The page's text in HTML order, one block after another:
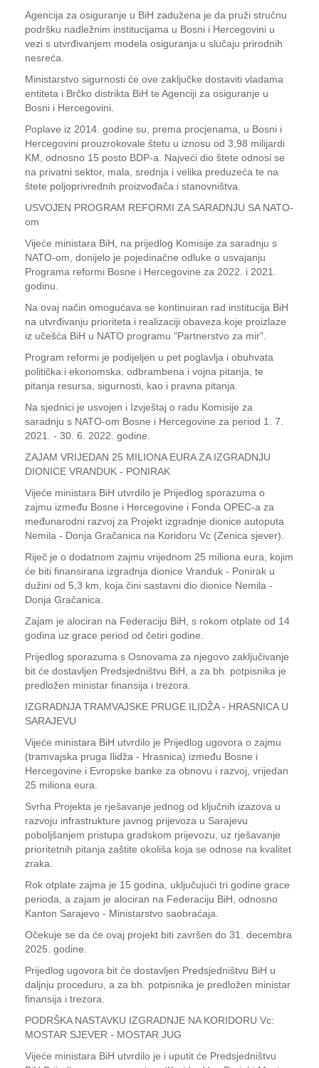
Agencija za osiguranje u BiH zadužena je da pruži stručnu
podršku nadležnim institucijama u Bosni i Hercegovini u
vezi s utvrđivanjem modela osiguranja u slučaju prirodnih
nesreća.
Ministarstvo sigurnosti će ove zaključke dostaviti vladama
entiteta i Brčko distrikta BiH te Agenciji za osiguranje u
Bosni i Hercegovini.
Poplave iz 2014. godine su, prema procjenama, u Bosni i
Hercegovini prouzrokovale štetu u iznosu od 3,98 milijardi
KM, odnosno 15 posto BDP-a. Najveći dio štete odnosi se
na privatni sektor, mala, srednja i velika preduzeća te na
štete poljoprivrednih proizvođača i stanovništva.
USVOJEN PROGRAM REFORMI ZA SARADNJU SA NATO-
om
Vijeće ministara BiH, na prijedlog Komisije za saradnju s
NATO-om, donijelo je pojedinačne odluke o usvajanju
Programa reformi Bosne i Hercegovine za 2022. i 2021.
godinu.
Na ovaj način omogućava se kontinuiran rad institucija BiH
na utvrđivanju prioriteta i realizaciji obaveza koje proizlaze
iz učešća BiH u NATO programu "Partnerstvo za mir".
Program reformi je podijeljen u pet poglavlja i obuhvata
politička i ekonomska, odbrambena i vojna pitanja, te
pitanja resursa, sigurnosti, kao i pravna pitanja.
Na sjednici je usvojen i Izvještaj o radu Komisije za
saradnju s NATO-om Bosne i Hercegovine za period 1. 7.
2021. - 30. 6. 2022. godine.
ZAJAM VRIJEDAN 25 MILIONA EURA ZA IZGRADNJU
DIONICE VRANDUK - PONIRAK
Vijeće ministara BiH utvrdilo je Prijedlog sporazuma o
zajmu između Bosne i Hercegovine i Fonda OPEC-a za
međunarodni razvoj za Projekt izgradnje dionice autoputa
Nemila - Donja Gračanica na Koridoru Vc (Zenica sjever).
Riječ je o dodatnom zajmu vrijednom 25 miliona eura, kojim
će biti finansirana izgradnja dionice Vranduk - Ponirak u
dužini od 5,3 km, koja čini sastavni dio dionice Nemila -
Donja Gračanica.
Zajam je alociran na Federaciju BiH, s rokom otplate od 14
godina uz grace period od četiri godine.
Prijedlog sporazuma s Osnovama za njegovo zaključivanje
bit će dostavljen Predsjedništvu BiH, a za bh. potpisnika je
predložen ministar finansija i trezora.
IZGRADNJA TRAMVAJSKE PRUGE ILIDŽA - HRASNICA U
SARAJEVU
Vijeće ministara BiH utvrdilo je Prijedlog ugovora o zajmu
(tramvajska pruga Ilidža - Hrasnica) između Bosne i
Hercegovine i Evropske banke za obnovu i razvoj, vrijedan
25 miliona eura.
Svrha Projekta je rješavanje jednog od ključnih izazova u
razvoju infrastrukture javnog prijevoza u Sarajevu
poboljšanjem pristupa gradskom prijevozu, uz rješavanje
prioritetnih pitanja zaštite okoliša koja se odnose na kvalitet
zraka.
Rok otplate zajma je 15 godina, uključujući tri godine grace
perioda, a zajam je alociran na Federaciju BiH, odnosno
Kanton Sarajevo - Ministarstvo saobraćaja.
Očekuje se da će ovaj projekt biti završen do 31. decembra
2025. godine.
Prijedlog ugovora bit će dostavljen Predsjedništvu BiH u
daljnju proceduru, a za bh. potpisnika je predložen ministar
finansija i trezora.
PODRŠKA NASTAVKU IZGRADNJE NA KORIDORU Vc:
MOSTAR SJEVER - MOSTAR JUG
Vijeće ministara BiH utvrdilo je i uputit će Predsjedništvu